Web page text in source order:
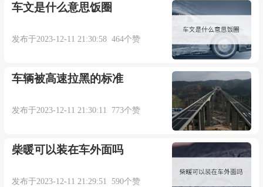
车文是什么意思饭圈
发布于2023-12-11 21:30:58 464个赞
车辆被高速拉黑的标准
发布于2023-12-11 21:30:11 773个赞
柴暖可以装在车外面吗
发布于2023-12-11 21:29:51 590个赞